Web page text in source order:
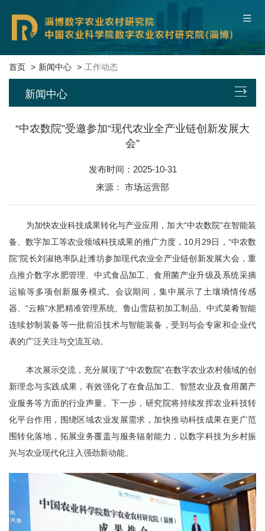
中国农业科学院
本院概况
新闻中心
平台基地
党建文化
首页 新闻中心 工作动态
新闻中心
“中农数院”受邀参加“现代农业全产业链创新发展大
会”
发布时间：2025-10-31
来源： 市场运营部
为加快农业科技成果转化与产业应用，加大“中农数院”在智能装
备、数字加工等农业领域科技成果的推广力度，10月29日，“中农数
院”院长刘淑艳率队赴潍坊参加现代农业全产业链创新发展大会，重
点推介数字水肥管理、中式食品加工、食用菌产业升级及系统采摘
运输等多项创新服务模式。会议期间，集中展示了土壤墒情传感
器、“云粮”水肥精准管理系统、鲁山雪菇初加工制品、中式菜肴智能
连续炒制装备等一批前沿技术与智能装备，受到与会专家和企业代
表的广泛关注与交流互动。
本次展示交流，充分展现了“中农数院”在数字农业农村领域的创
新理念与实践成果，有效强化了在食品加工、智慧农业及食用菌产
业服务等方面的行业声量。下一步，研究院将持续发挥农业科技转
化平台作用，围绕区域农业发展需求，加快推动科技成果在更广范
围转化落地，拓展业务覆盖与服务辐射能力，以数字科技为乡村振
兴与农业现代化注入强劲新动能。